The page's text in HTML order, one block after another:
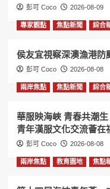
彭可 Coco 2026-08-09
專家觀點 焦點新聞 綜合
侯友宜視察深澳漁港
彭可 Coco 2026-08-08
兩岸焦點 焦點新聞 綜合
華服映海峽 青春共潮
青年漢服文化交流薈在
彭可 Coco 2026-08-08
兩岸焦點 教育園地 焦點